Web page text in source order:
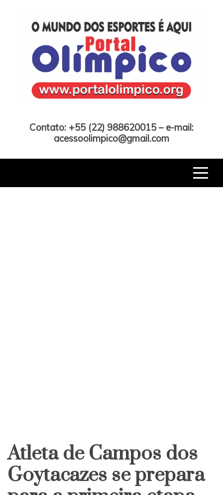
Contato: +55 (22) 988620015 – e-mail:
acessoolimpico@gmail.com
Atleta de Campos dos
Goytacazes se prepara